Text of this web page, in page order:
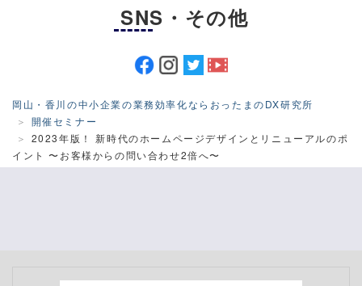
SNS・その他
岡山・香川の中小企業の業務効率化ならおったまのDX研究所
開催セミナー
2023年版！ 新時代のホームページデザインとリニューアルのポ
イント 〜お客様からの問い合わせ2倍へ〜